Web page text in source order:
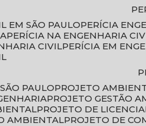
EM SÃO PAULO
PERÍCIA
PERÍCIA NA ENGENHARIA
CIVIL
PERÍCIA EM
PAULO
PROJETO
PROJETO GESTÃO
PROJETO DE
AMBIENTAL
PROJETO DE